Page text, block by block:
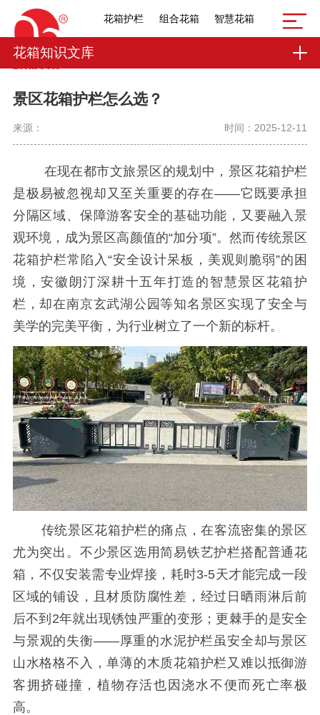
花箱护栏 组合花箱 智慧花箱
花箱知识文库
景区花箱护栏怎么选？
来源： 时间：2025-12-11
在现在都市文旅景区的规划中，景区花箱护栏
是极易被忽视却又至关重要的存在——它既要承担
分隔区域、保障游客安全的基础功能，又要融入景
观环境，成为景区高颜值的“加分项”。然而传统景区
花箱护栏常陷入“安全设计呆板，美观则脆弱”的困
境，安徽朗汀深耕十五年打造的智慧景区花箱护
栏，却在南京玄武湖公园等知名景区实现了安全与
美学的完美平衡，为行业树立了一个新的标杆。
传统景区花箱护栏的痛点，在客流密集的景区
尤为突出。不少景区选用简易铁艺护栏搭配普通花
箱，不仅安装需专业焊接，耗时3-5天才能完成一段
区域的铺设，且材质防腐性差，经过日晒雨淋后前
后不到2年就出现锈蚀严重的变形；更棘手的是安全
与景观的失衡——厚重的水泥护栏虽安全却与景区
山水格格不入，单薄的木质花箱护栏又难以抵御游
客拥挤碰撞，植物存活也因浇水不便而死亡率极
高。